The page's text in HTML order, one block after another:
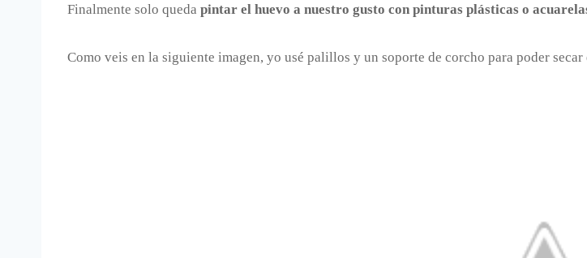
Finalmente solo queda pintar el huevo a nuestro gusto con pinturas plásticas o
Como veis en la siguiente imagen, yo usé palillos y un soporte de corcho para poder secar